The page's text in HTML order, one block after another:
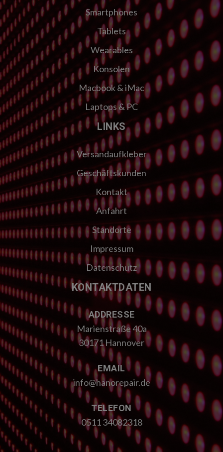
Smartphones
Tablets
Wearables
Konsolen
Macbook & iMac
Laptops & PC
LINKS
Versandaufkleber
Geschäftskunden
Kontakt
Anfahrt
Standorte
Impressum
Datenschutz
KONTAKTDATEN
ADDRESSE
Marienstraße 40a
30171 Hannover
EMAIL
info@hanorepair.de
TELEFON
0511 34082318